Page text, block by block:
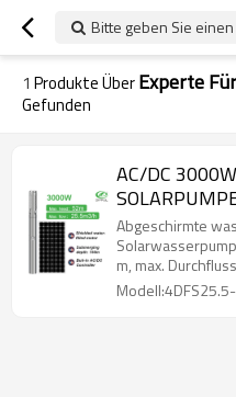
Bitte geben Sie
1 Produkte ÜberExperte
Gefunden
AC/DC
Experte
Solarpumpe
Abgeschirmte
m, max.